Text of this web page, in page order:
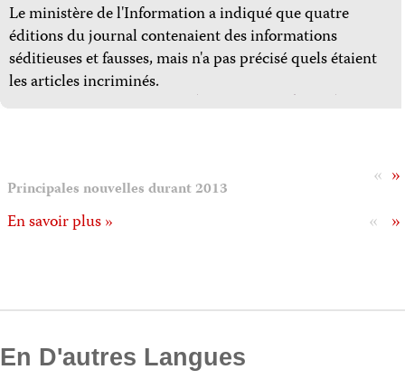
Le ministère de l'Information a indiqué que quatre
éditions du journal contenaient des informations
séditieuses et fausses, mais n'a pas précisé quels étaient
les articles incriminés.
»
«
Principales nouvelles durant 2013
»
«
En savoir plus »
En D'autres Langues